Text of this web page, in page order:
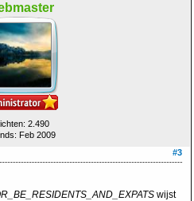
2.490
Feb 2009
#3
wijst